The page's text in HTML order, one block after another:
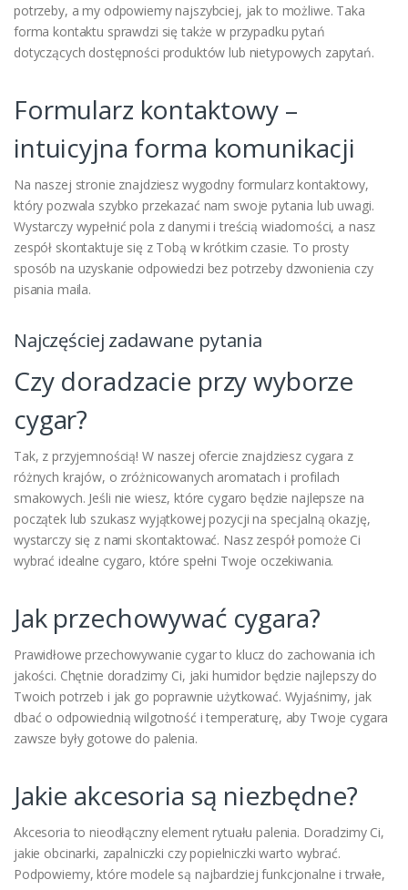
potrzeby, a my odpowiemy najszybciej, jak to możliwe. Taka
forma kontaktu sprawdzi się także w przypadku pytań
dotyczących dostępności produktów lub nietypowych zapytań.
Formularz kontaktowy –
intuicyjna forma komunikacji
Na naszej stronie znajdziesz wygodny formularz kontaktowy,
który pozwala szybko przekazać nam swoje pytania lub uwagi.
Wystarczy wypełnić pola z danymi i treścią wiadomości, a nasz
zespół skontaktuje się z Tobą w krótkim czasie. To prosty
sposób na uzyskanie odpowiedzi bez potrzeby dzwonienia czy
pisania maila.
Najczęściej zadawane pytania
Czy doradzacie przy wyborze
cygar?
Tak, z przyjemnością! W naszej ofercie znajdziesz cygara z
różnych krajów, o zróżnicowanych aromatach i profilach
smakowych. Jeśli nie wiesz, które cygaro będzie najlepsze na
początek lub szukasz wyjątkowej pozycji na specjalną okazję,
wystarczy się z nami skontaktować. Nasz zespół pomoże Ci
wybrać idealne cygaro, które spełni Twoje oczekiwania.
Jak przechowywać cygara?
Prawidłowe przechowywanie cygar to klucz do zachowania ich
jakości. Chętnie doradzimy Ci, jaki humidor będzie najlepszy do
Twoich potrzeb i jak go poprawnie użytkować. Wyjaśnimy, jak
dbać o odpowiednią wilgotność i temperaturę, aby Twoje cygara
zawsze były gotowe do palenia.
Jakie akcesoria są niezbędne?
Akcesoria to nieodłączny element rytuału palenia. Doradzimy Ci,
jakie obcinarki, zapalniczki czy popielniczki warto wybrać.
Podpowiemy, które modele są najbardziej funkcjonalne i trwałe,